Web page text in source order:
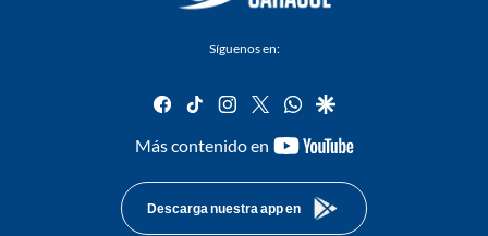
Síguenos en:
facebook
tiktok instagram
twitterwhatsapp
google
Más contenido en
youtube-
Descarga nuestra app en